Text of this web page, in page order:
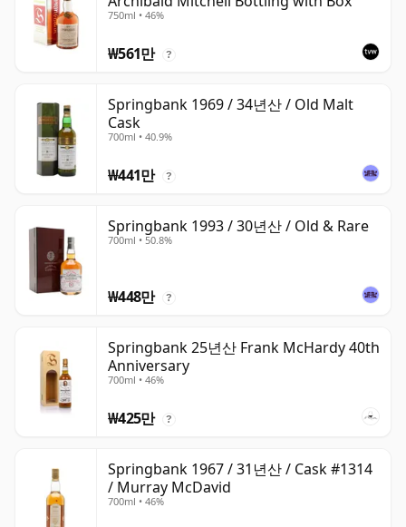
750ml • 46%
₩561만 ?
Springbank 1969 / 34년산 / Old Malt
Cask
700ml • 40.9%
₩441만 ?
Springbank 1993 / 30년산 / Old & Rare
700ml • 50.8%
₩448만 ?
Springbank 25년산 Frank McHardy 40th
Anniversary
700ml • 46%
₩425만 ?
Springbank 1967 / 31년산 / Cask #1314
/ Murray McDavid
700ml • 46%